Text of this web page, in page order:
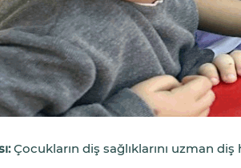
Çocukların diş sağlıklarını uzman